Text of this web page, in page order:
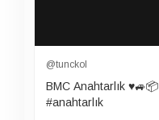
@tunckol
BMC Anahtarlık ♥️🚙📦 #bmcanahtarlik #anahtarlik
#anahtarlık